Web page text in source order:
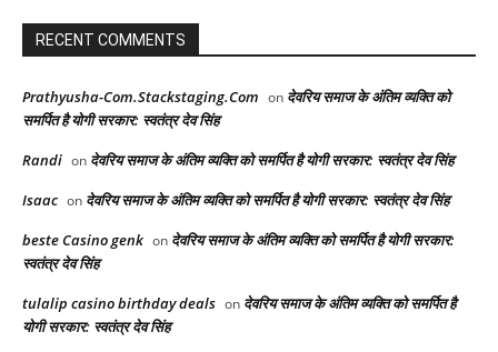
RECENT COMMENTS
Prathyusha-Com.Stackstaging.Com on देवरिय समाज के अंतिम व्यक्ति को
समर्पित है योगी सरकार: स्वतंत्र देव सिंह
Randi on देवरिय समाज के अंतिम व्यक्ति को समर्पित है योगी सरकार: स्वतंत्र देव सिंह
Isaac on देवरिय समाज के अंतिम व्यक्ति को समर्पित है योगी सरकार: स्वतंत्र देव सिंह
beste Casino genk on देवरिय समाज के अंतिम व्यक्ति को समर्पित है योगी सरकार:
स्वतंत्र देव सिंह
tulalip casino birthday deals on देवरिय समाज के अंतिम व्यक्ति को समर्पित है
योगी सरकार: स्वतंत्र देव सिंह